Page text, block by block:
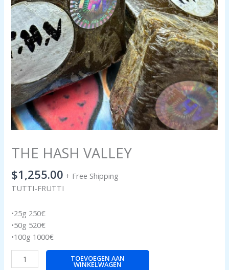
THE HASH VALLEY
$1,255.00 + Free Shipping
TUTTI-FRUTTI
•25g 250€
•50g 520€
•100g 1000€
TOEVOEGEN AAN
WINKELWAGEN